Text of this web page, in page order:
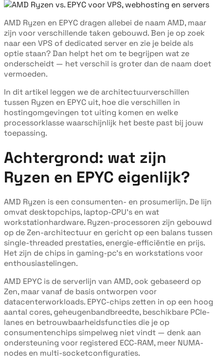
AMD Ryzen en EPYC dragen allebei de naam AMD, maar
zijn voor verschillende taken gebouwd. Ben je op zoek
naar een VPS of dedicated server en zie je beide als
optie staan? Dan helpt het om te begrijpen wat ze
onderscheidt — het verschil is groter dan de naam doet
vermoeden.
In dit artikel leggen we de architectuurverschillen
tussen Ryzen en EPYC uit, hoe die verschillen in
hostingomgevingen tot uiting komen en welke
processorklasse waarschijnlijk het beste past bij jouw
toepassing.
Achtergrond: wat zijn
Ryzen en EPYC eigenlijk?
AMD Ryzen is een consumenten- en prosumerlijn. De lijn
omvat desktopchips, laptop-CPU's en wat
workstationhardware. Ryzen-processoren zijn gebouwd
op de Zen-architectuur en gericht op een balans tussen
single-threaded prestaties, energie-efficiëntie en prijs.
Het zijn de chips in gaming-pc's en workstations voor
enthousiastelingen.
AMD EPYC is de serverlijn van AMD, ook gebaseerd op
Zen, maar vanaf de basis ontworpen voor
datacenterworkloads. EPYC-chips zetten in op een hoog
aantal cores, geheugenbandbreedte, beschikbare PCIe-
lanes en betrouwbaarheidsfuncties die je op
consumentenchips simpelweg niet vindt — denk aan
ondersteuning voor registered ECC-RAM, meer NUMA-
nodes en multi-socketconfiguraties.